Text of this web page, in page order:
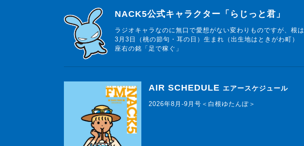
らじっと君
NACK5公式キャラクター「らじっと君」
ラジオキャラなのに無口で愛想がない変わりものですが、根
3月3日（桃の節句・耳の日）生まれ（出生地はときがわ町）
座右の銘「足で稼ぐ」
AIR SCHEDULE エアースケジュール
2026年8月-9月号＜白根ゆたんぽ＞